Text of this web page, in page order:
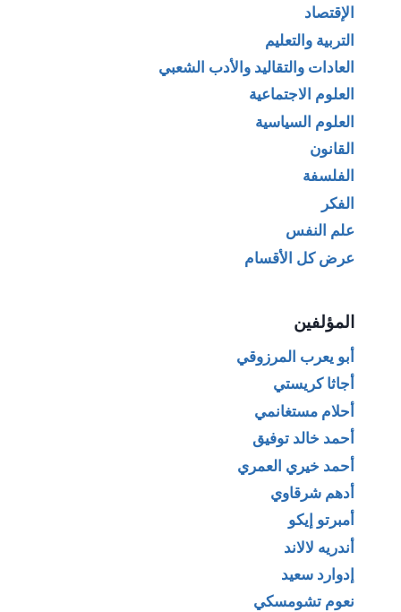
الإقتصاد
التربية والتعليم
العادات والتقاليد والأدب الشعبي
العلوم الاجتماعية
العلوم السياسية
القانون
الفلسفة
الفكر
علم النفس
عرض كل الأقسام
المؤلفين
أبو يعرب المرزوقي
أجاثا كريستي
أحلام مستغانمي
أحمد خالد توفيق
أحمد خيري العمري
أدهم شرقاوي
أمبرتو إيكو
أندريه لالاند
إدوارد سعيد
نعوم تشومسكي